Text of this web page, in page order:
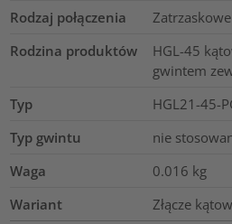
Rodzaj połączenia
Zatrzaskowe
Rodzina produktów
HGL-45
gwintem
Typ
HGL21-45-
Typ gwintu
nie
Waga
0.016 kg
Wariant
Złącze